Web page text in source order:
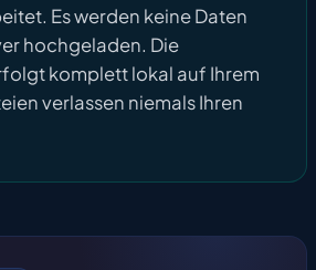
Es werden keine Daten
hochgeladen. Die
komplett lokal auf Ihrem
verlassen niemals Ihren